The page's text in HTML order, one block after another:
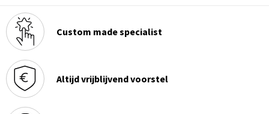
Custom made specialist
Altijd vrijblijvend voorstel